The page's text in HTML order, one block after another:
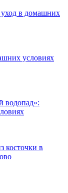
в домашних
условиях
водопад»:
косточки в